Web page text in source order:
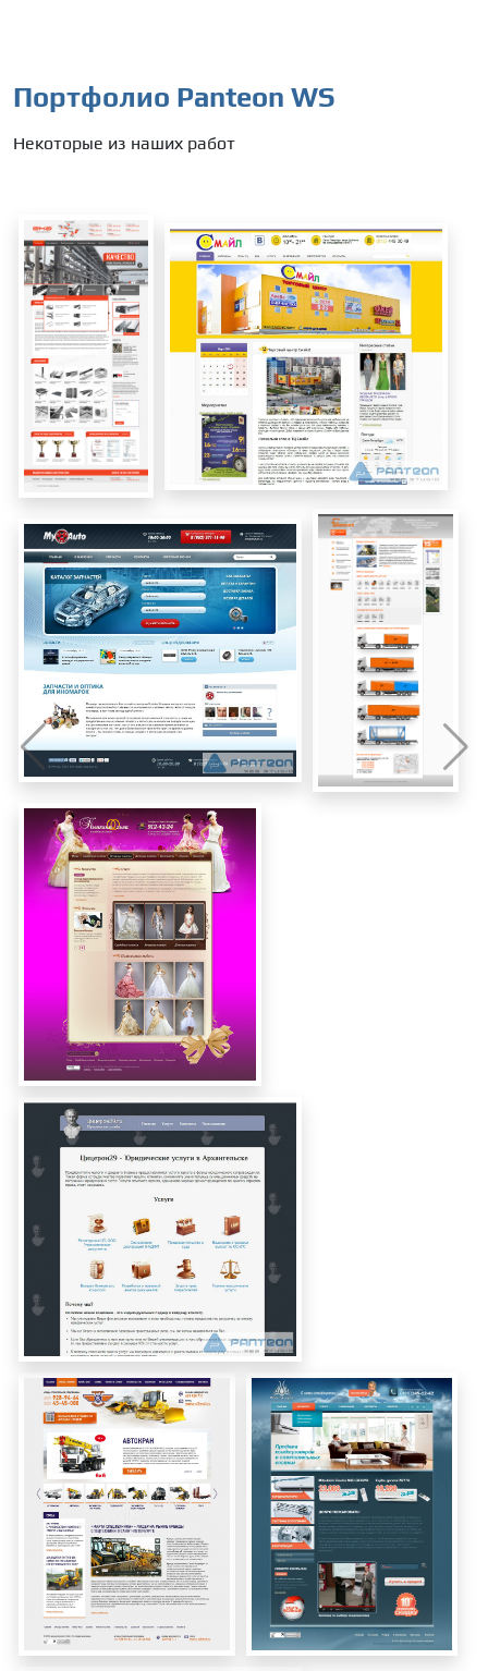
Портфолио Panteon WS
Некоторые из наших работ